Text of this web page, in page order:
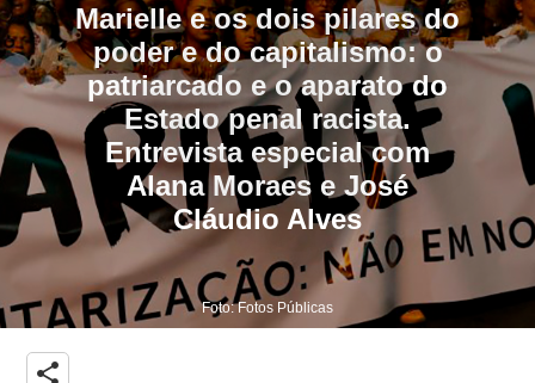
Marielle e os dois pilares do
poder e do capitalismo: o
patriarcado e o aparato do
Estado penal racista.
Entrevista especial com
Alana Moraes e José
Cláudio Alves
Foto: Fotos Públicas
share